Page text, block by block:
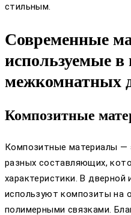
стильным.
Современные
используемые в
межкомнатных
Композитные
Композитные материалы —
разных составляющих,
характеристики. В дверной
используют композиты на
полимерными связками.